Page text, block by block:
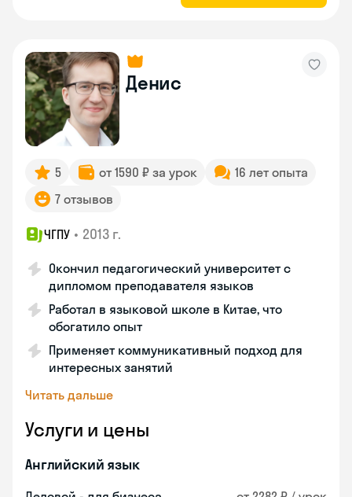
Денис
5 от 1590 ₽ за урок
16 лет опыта
7 отзывов
ЧГПУ • 2013 г.
Окончил педагогический университет с
дипломом преподавателя языков
Работал в языковой школе в Китае, что
обогатило опыт
Применяет коммуникативный подход для
интересных занятий
Читать дальше
Услуги и цены
Английский язык